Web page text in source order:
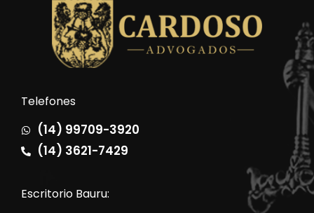
Telefones
(14) 99709-3920
(14) 3621-7429
Escritorio Bauru: